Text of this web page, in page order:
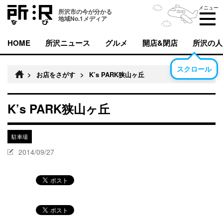
所沢市の今が分かる
地域No.1メディア
メニュー
HOME 所沢ニュース グルメ 開店&閉店 所沢の人
スクロール
> お店をさがす > K’s PARK狭山ヶ丘
K’s PARK狭山ヶ丘
駐車場
2014/09/27